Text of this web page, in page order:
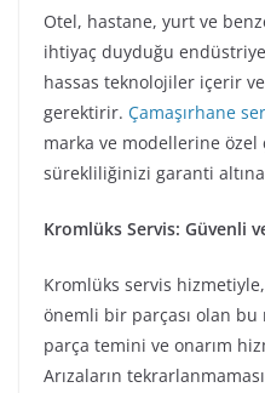
Otel, hastane, yurt ve
ihtiyaç duyduğu
hassas teknolojiler içerir
gerektirir. Çamaşırhane
marka ve modellerine özel
sürekliliğinizi garanti altına
Kromlüks Servis: Güvenli
Kromlüks servis
önemli bir parçası olan
parça temini ve onarım
Arızaların